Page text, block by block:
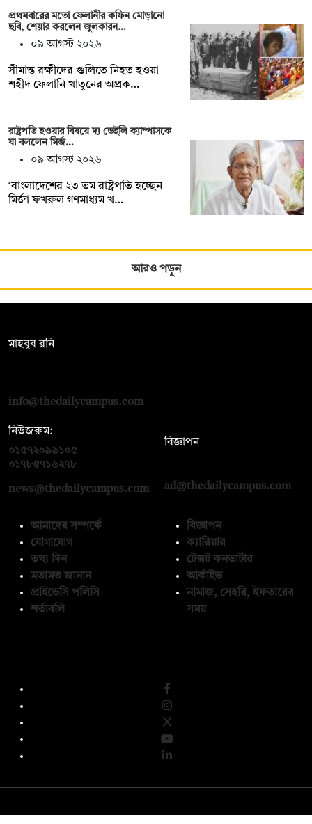
প্রথমবারের মতো ফেলানীর কফিন মোড়ানো
ছবি, শেয়ার করলেন জুলকারন…
০৯ আগস্ট ২০২৬
সীমান্ত রক্ষীদের গুলিতে নিহত হওয়া
শহীদ ফেলানি খাতুনের অপ্রক…
রাষ্ট্রপতি হওয়ার বিষয়ে দ্য ডেইলি ক্যাম্পাসকে
যা বললেন মির্জ…
০৯ আগস্ট ২০২৬
‘বাংলাদেশের ২৩ তম রাষ্ট্রপতি হচ্ছেন
মির্জা ফখরুল গণমাধ্যম খ…
আরও পড়ুন
মাহবুব রনি
info@thedailycampus.com
নিউজরুম:
০১৫৭২০৯৯১০৫
০১৭৮৫৭১৬২৭৮
news@thedailycampus.com
বিজ্ঞাপন
ad@thedailycampus.com
আমাদের সম্পর্কে
যোগাযোগ
তথ্য দিন
মতামত জানান
প্রাইভেসি পলিসি
শর্তাবলি
বিজ্ঞাপন
ক্যারিয়ার
টেক্সট কনভার্টার
আর্কাইভ
নামাজ, সেহরি, ইফতারের
সময়